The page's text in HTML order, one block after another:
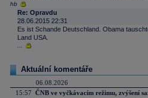
hb
Re: Opravdu
28.06.2015 22:31
Es ist Schande Deutschland. Obama
Land USA.
Aktuální komentáře
06.08.2026
15:57 ČNB ve vyčkávacím režimu, zvýšení